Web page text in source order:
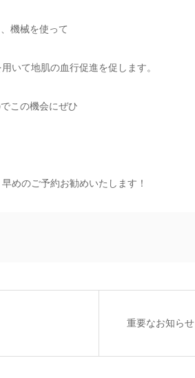
機械を使って
いて地肌の血行促進を促します。
この機会にぜひ
めのご予約お勧めいたします！
重要なお知らせ